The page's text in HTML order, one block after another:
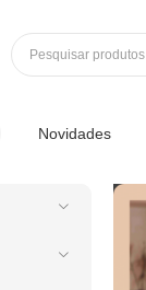
Pesquisar produtos
Novidades